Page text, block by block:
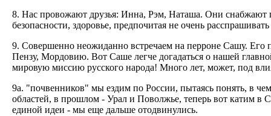
8. Нас провожают друзья: Инна, Рэм, Наташа. Они снабжают
безопасности, здоровье, предпочитая не очень
9. Совершенно неожиданно встречаем на перроне Сашу. Его
Пензу, Мордовию. Вот Саше легче догадаться о нашей
мировую миссию русского народа! Много лет, может, под
9а. "почвенников" мы ездим по России, пытаясь понять, в
областей, в прошлом - Урал и Поволжье, теперь вот катим
единой идеи - мы еще дальше отодвинулись.